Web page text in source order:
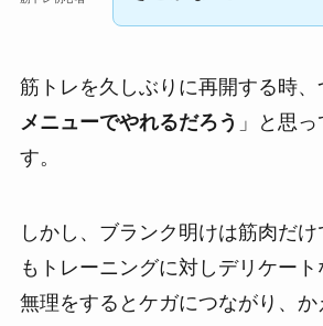
筋トレを久しぶりに再開する時、
メニューでやれるだろう 」と思
す。
しかし、ブランク明けは筋肉だ
もトレーニングに対しデリケート
無理をするとケガにつながり、